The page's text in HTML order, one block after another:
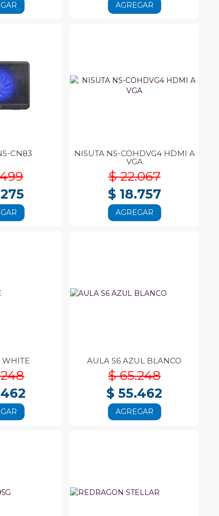
AGREGAR
CN83
NISUTA NS-COHDVG4 HDMI A
VGA
$ 22.067
$ 18.757
AGREGAR
WHITE AULA S6 AZUL BLANCO
$ 65.248
$ 55.462
AGREGAR